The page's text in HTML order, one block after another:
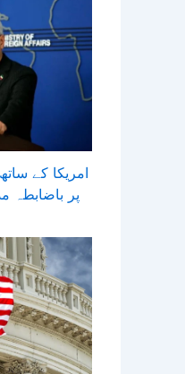
امریکا کے
پر باضابطہ